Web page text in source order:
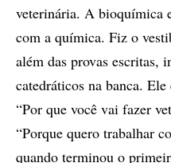
veterinária. A bioquímica
com a química. Fiz o
além das provas escritas,
catedráticos na banca.
“Por que você vai fazer
“Porque quero trabalhar
quando terminou o